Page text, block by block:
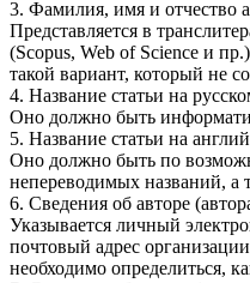
3. Фамилия, имя и отчество
Представляется в
(Scopus, Web of Science и
такой вариант, который не
4. Название статьи на
Оно должно быть
5. Название статьи на
Оно должно быть по
непереводимых названий, а
6. Сведения об авторе
Указывается личный
почтовый адрес
необходимо определиться,